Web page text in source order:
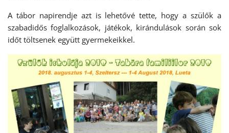
A tábor napirendje azt is lehetővé tette, hogy a szülők a
szabadidős foglalkozások, játékok, kirándulások során sok
időt töltsenek együtt gyermekeikkel.